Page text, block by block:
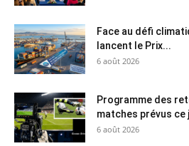
Face au défi
lancent le Prix...
6 août 2026
Programme des
matches prévus ce
6 août 2026